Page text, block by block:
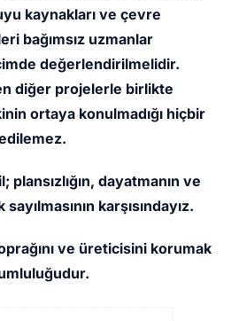
kaynakları ve çevre
bağımsız uzmanlar
değerlendirilmelidir.
diğer projelerle birlikte
ortaya konulmadığı hiçbir
plansızlığın, dayatmanın ve
karşısındayız.
ve üreticisini korumak